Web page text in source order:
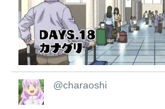
@charaoshi